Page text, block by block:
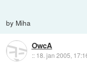
by Miha
OwcA
:: 18. jan 2005,